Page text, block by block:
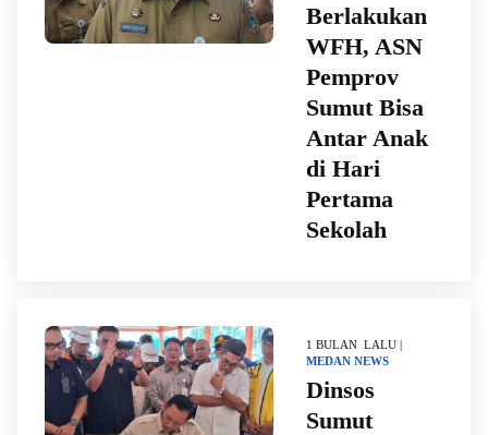
Berlakukan
WFH, ASN
Pemprov
Sumut Bisa
Antar Anak
di Hari
Pertama
Sekolah
1 BULAN LALU |
MEDAN NEWS
Dinsos
Sumut